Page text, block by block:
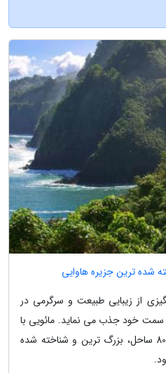
شده ترین جزیره هاوایی
از زیبایی طبیعت و سرگرمی در
سمت خود جذب می نماید. مائویی با
بیش از 120 مایل خط ساحلی و 80 ساحل، بزرگ ترین و شناخته شده